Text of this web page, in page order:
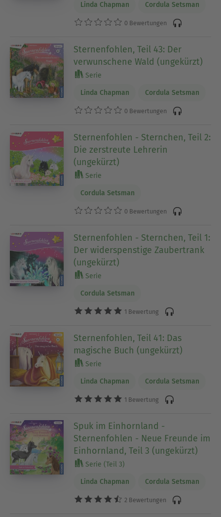
Linda Chapman Cordula Setsman
0 Bewertungen
Sternenfohlen, Teil 43: Der
verwunschene Wald (ungekürzt)
Serie
Linda Chapman Cordula Setsman
0 Bewertungen
Sternenfohlen - Sternchen, Teil 2:
Die zerstreute Lehrerin
(ungekürzt)
Serie
Cordula Setsman
0 Bewertungen
Sternenfohlen - Sternchen, Teil 1:
Der widerspenstige Zaubertrank
(ungekürzt)
Serie
Cordula Setsman
1 Bewertung
Sternenfohlen, Teil 41: Das
magische Buch (ungekürzt)
Serie
Linda Chapman Cordula Setsman
1 Bewertung
Spuk im Einhornland -
Sternenfohlen - Neue Freunde im
Einhornland, Teil 3 (ungekürzt)
Serie (Teil 3)
Linda Chapman Cordula Setsman
2 Bewertungen